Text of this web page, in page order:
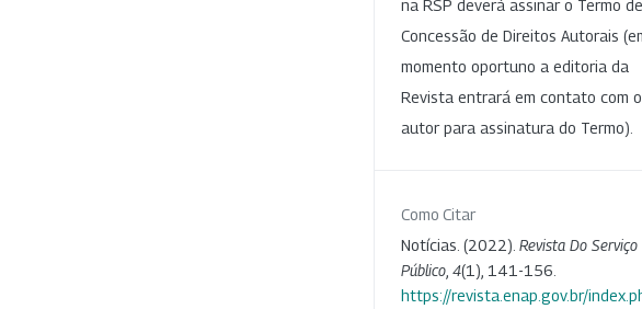
na RSP deverá assinar o Termo de
Concessão de Direitos Autorais
momento oportuno a editoria da
Revista entrará em contato com o
autor para assinatura do Termo).
Como Citar
Notícias. (2022). Revista Do Serviço
Público 4(1), 141-156.
https://revista.enap.gov.br/